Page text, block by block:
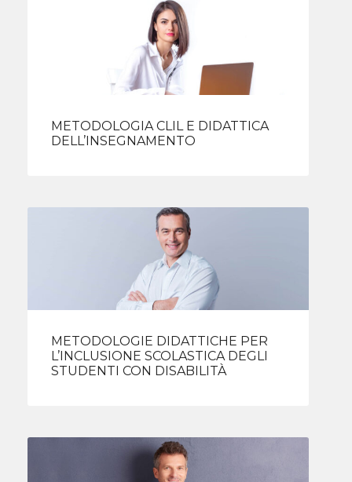
METODOLOGIA CLIL E DIDATTICA
DELL’INSEGNAMENTO
METODOLOGIE DIDATTICHE PER
L’INCLUSIONE SCOLASTICA DEGLI
STUDENTI CON DISABILITÀ